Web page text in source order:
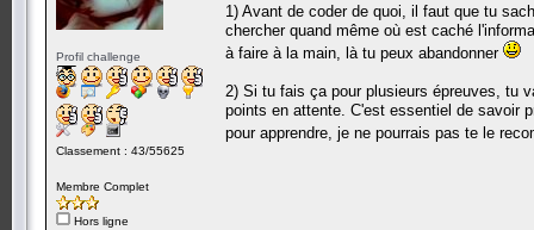
Profil challenge
Classement : 43/55625
Membre Complet
Hors ligne
1) Avant de coder de quoi, il faut que tu
chercher quand même où est caché
à faire à la main, là tu peux abandonner
2) Si tu fais ça pour plusieurs épreuves, tu
points en attente. C'est essentiel de savoir
pour apprendre, je ne pourrais pas te le